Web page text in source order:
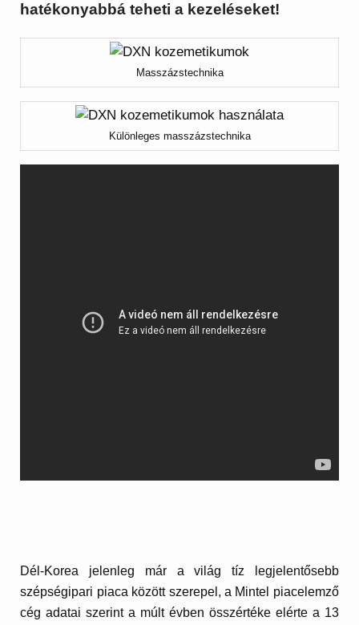
hatékonyabbá teheti a kezeléseket!
Masszázstechnika
Különleges masszázstechnika
Dél-Korea jelenleg már a világ tíz legjelentősebb
szépségipari piaca között szerepel, a Mintel piacelemző
cég adatai szerint a múlt évben összértéke elérte a 13